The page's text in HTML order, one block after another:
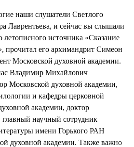
наши слушатели Светлого
Лаврентьева, и сейчас вы слышали
летописного источника «Сказание
прочитал его архимандрит Симеон
Московской духовной академии.
Владимир Михайлович
Московской духовной академии,
и кафедры церковной
академии, доктор
главный научный сотрудник
имени Горького РАН
духовной академии. Также важно